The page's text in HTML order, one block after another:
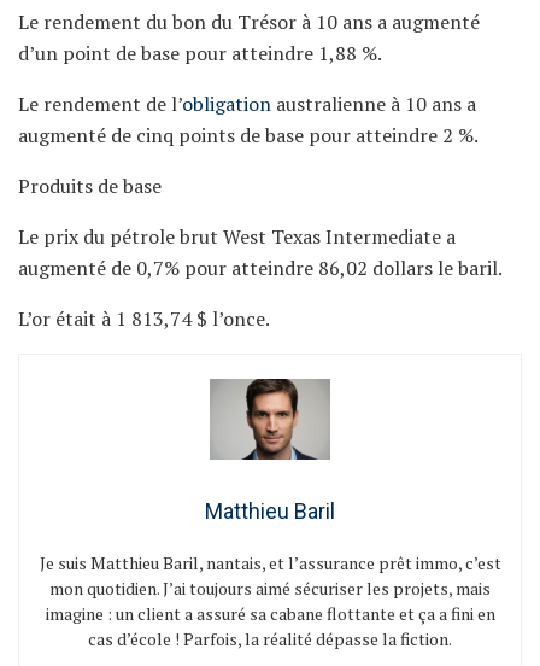
Le rendement du bon du Trésor à 10 ans a augmenté
d’un point de base pour atteindre 1,88 %.
Le rendement de l’obligation australienne à 10 ans a
augmenté de cinq points de base pour atteindre 2 %.
Produits de base
Le prix du pétrole brut West Texas Intermediate a
augmenté de 0,7% pour atteindre 86,02 dollars le baril.
L’or était à 1 813,74 $ l’once.
Matthieu Baril
Je suis Matthieu Baril, nantais, et l’assurance prêt immo, c’est
mon quotidien. J’ai toujours aimé sécuriser les projets, mais
imagine : un client a assuré sa cabane flottante et ça a fini en
cas d’école ! Parfois, la réalité dépasse la fiction.